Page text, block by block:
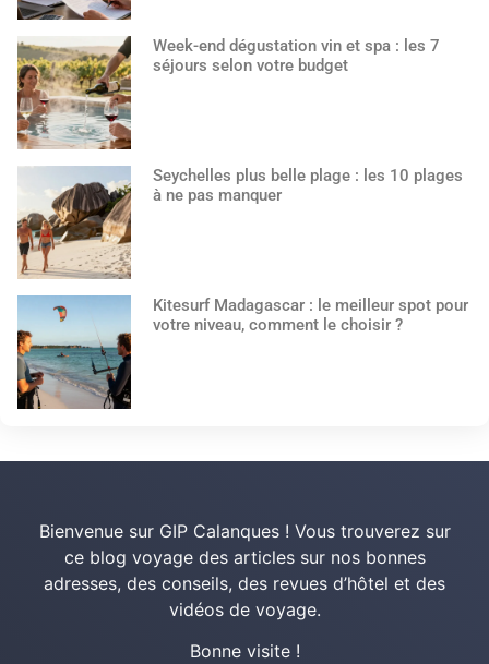
Week-end dégustation vin et spa : les 7
séjours selon votre budget
Seychelles plus belle plage : les 10 plages
à ne pas manquer
Kitesurf Madagascar : le meilleur spot pour
votre niveau, comment le choisir ?
Bienvenue sur GIP Calanques ! Vous trouverez sur
ce blog voyage des articles sur nos bonnes
adresses, des conseils, des revues d’hôtel et des
vidéos de voyage.
Bonne visite !